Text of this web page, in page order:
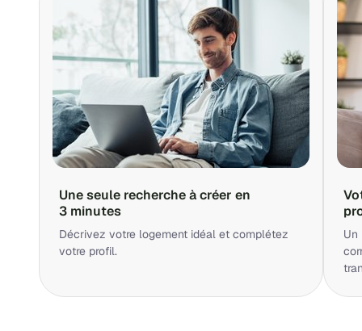
Une seule recherche à créer en
3 minutes
Décrivez votre logement idéal et complétez
votre profil.
Un